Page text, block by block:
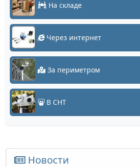
На складе
Через интернет
За периметром
В СНТ
Новости